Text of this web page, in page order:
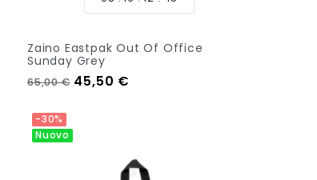
Zaino Eastpak Out Of Office
Sunday Grey
Prezzo regolare
65,00 € Prezzo
45,50 €
-30%
Nuovo